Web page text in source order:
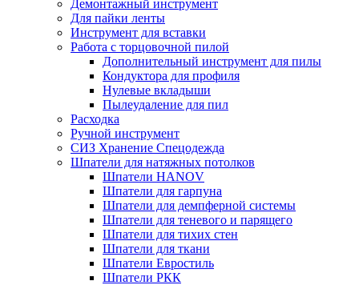
Демонтажный инструмент
Для пайки ленты
Инструмент для вставки
Работа с торцовочной пилой
Дополнительный инструмент для пилы
Кондуктора для профиля
Нулевые вкладыши
Пылеудаление для пил
Расходка
Ручной инструмент
СИЗ Хранение Спецодежда
Шпатели для натяжных потолков
Шпатели HANOV
Шпатели для гарпуна
Шпатели для демпферной системы
Шпатели для теневого и парящего
Шпатели для тихих стен
Шпатели для ткани
Шпатели Евростиль
Шпатели РКК